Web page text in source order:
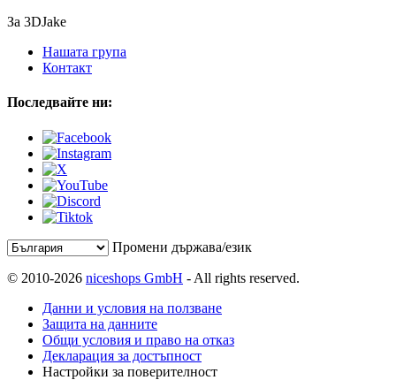
За 3DJake
Нашата група
Контакт
Последвайте ни:
Промени държава/език
© 2010-2026 niceshops GmbH - All rights reserved.
Данни и условия на ползване
Защита на данните
Общи условия и право на отказ
Декларация за достъпност
Настройки за поверителност